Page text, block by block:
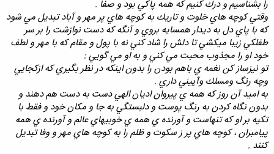
را بشناسيم و درك كنيم كه همه پاكي بود و صفا .
وقتي كوچه هاي خلوت و تاريك به كوچه هاي پر مهر و آباد تبديل مي شود
كه با پاي دل به ديدار همسايه بروي و آنگه كه دست نوازشت را بر سر
طفلكي زيبا ميكشي تا دلش را شاد كني نه با پول و مقام كه با مهر و لطف
خود او را مجذوب محبت مي كني و به او مي گويي :
تو نيزساز كن نغمه ي باهم بودن را بدون اينكه در نظر بگيري كه ازكجايي
وچه رنگ ومسلك وآييني داري .
به اميد آن روز كه همه ي پيروان اديان الهي دست به دست هم دهند و
بدون نگاه كردن به رنگ پوست و دلبستگي به جا و مكان خود و فقط با
تكيه بر او كه تنهاست و آورنده ي همه ي خوبيهاي عالم و آورنده ي همه
پيامبران ، كوچه هاي پر ز سكوت و ظلم را به كوچه هاي مهر و وفا تبديل
كنند .